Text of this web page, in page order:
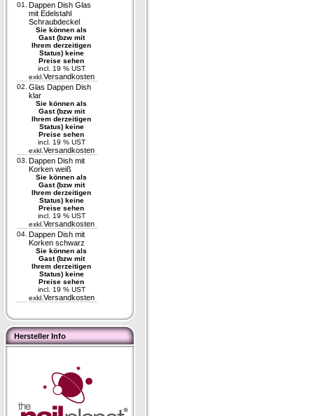
01.
Dappen Dish Glas
mit Edelstahl
Schraubdeckel
Sie können als
Gast (bzw mit
Ihrem derzeitigen
Status) keine
Preise sehen
incl. 19 % UST
exkl. Versandkosten
02. Glas Dappen Dish
klar
Sie können als
Gast (bzw mit
Ihrem derzeitigen
Status) keine
Preise sehen
incl. 19 % UST
exkl. Versandkosten
03. Dappen Dish mit
Korken weiß
Sie können als
Gast (bzw mit
Ihrem derzeitigen
Status) keine
Preise sehen
incl. 19 % UST
exkl. Versandkosten
04. Dappen Dish mit
Korken schwarz
Sie können als
Gast (bzw mit
Ihrem derzeitigen
Status) keine
Preise sehen
incl. 19 % UST
exkl. Versandkosten
Hersteller Info